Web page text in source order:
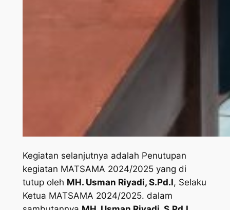
Kegiatan selanjutnya adalah Penutupan
kegiatan MATSAMA 2024/2025 yang di
tutup oleh MH. Usman Riyadi, S.Pd.I, Selaku
Ketua MATSAMA 2024/2025. dalam